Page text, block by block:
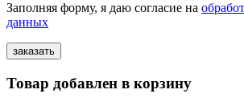
Заполняя форму, я даю согласие на
данных
Товар добавлен в корзину